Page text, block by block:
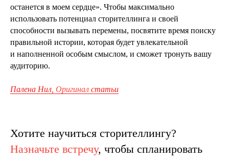
останется в моем сердце». Чтобы максимально
использовать потенциал сторителлинга и своей
способности вызывать перемены, посвятите время поиску
правильной истории, которая будет увлекательной
и наполненной особым смыслом, и сможет тронуть вашу
аудиторию.
Палена Нил, Оригинал статьи
Хотите научиться сторителлингу?
Назначьте встречу, чтобы спланировать